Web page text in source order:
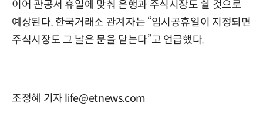
이어 관공서 휴일에 맞춰 은행과 주식시장도 쉴 것으로
예상된다. 한국거래소 관계자는 “임시공휴일이 지정되면
주식시장도 그 날은 문을 닫는다”고 언급했다.
조정혜 기자 life@etnews.com